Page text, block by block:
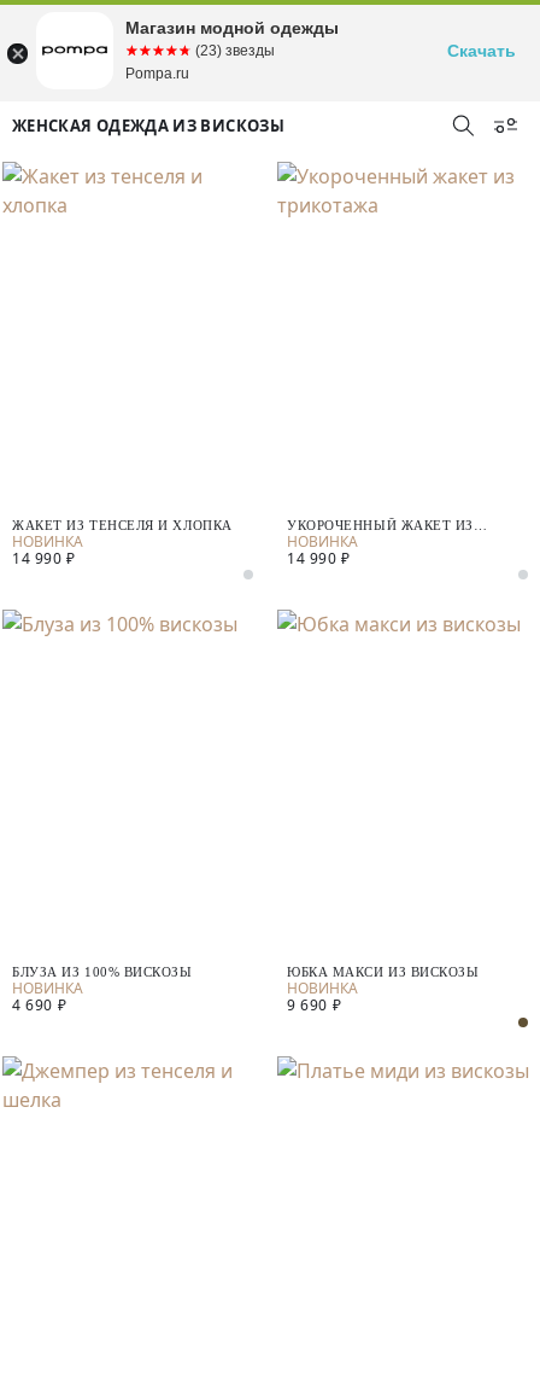
ЖЕНСКАЯ ОДЕЖДА ИЗ ВИСКОЗЫ
ЖАКЕТ ИЗ ТЕНСЕЛЯ И ХЛОПКА
14 990 ₽
УКОРОЧЕННЫЙ ЖАКЕТ ИЗ
ТРИКОТАЖА
14 990 ₽
БЛУЗА ИЗ 100% ВИСКОЗЫ
4 690 ₽
ЮБКА МАКСИ ИЗ ВИСКОЗЫ
9 690 ₽
Магазин модной одежды
☆☆☆☆☆
★★★★★ (23) звезды
Pompa.ru
Скачать